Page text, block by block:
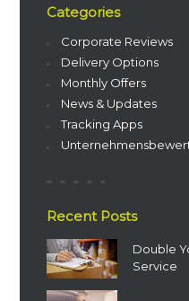
Categories
Corporate Reviews
Delivery Options
Monthly Offers
News & Updates
Tracking Apps
Recent Posts
Double
Service